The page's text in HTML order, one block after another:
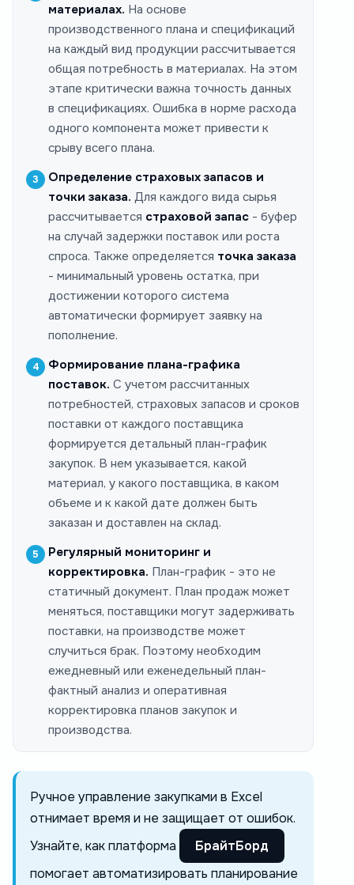
материалах. На основе
производственного плана и спецификаций
на каждый вид продукции рассчитывается
общая потребность в материалах. На этом
этапе критически важна точность данных
в спецификациях. Ошибка в норме расхода
одного компонента может привести к
срыву всего плана.
Определение страховых запасов и
точки заказа. Для каждого вида сырья
рассчитывается страховой запас - буфер
на случай задержки поставок или роста
спроса. Также определяется точка заказа
- минимальный уровень остатка, при
достижении которого система
автоматически формирует заявку на
пополнение.
Формирование плана-графика
поставок. С учетом рассчитанных
потребностей, страховых запасов и сроков
поставки от каждого поставщика
формируется детальный план-график
закупок. В нем указывается, какой
материал, у какого поставщика, в каком
объеме и к какой дате должен быть
заказан и доставлен на склад.
Регулярный мониторинг и
корректировка. План-график - это не
статичный документ. План продаж может
меняться, поставщики могут задерживать
поставки, на производстве может
случиться брак. Поэтому необходим
ежедневный или еженедельный план-
фактный анализ и оперативная
корректировка планов закупок и
производства.
Ручное управление закупками в Excel
отнимает время и не защищает от ошибок.
Узнайте, как платформа
БрайтБорд
помогает автоматизировать планирование